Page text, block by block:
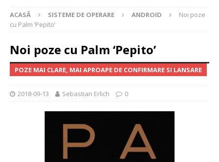
ACASĂ SISTEME DE OPERARE ANDROID
Noi poze
cu Palm ‘Pepito’
Noi poze cu Palm ‘Pepito’
POZE MAI CLARE, MAI APROAPE DE CONFIRMARE SI LANSARE
2018-09-13 Sebastian Erlich 0